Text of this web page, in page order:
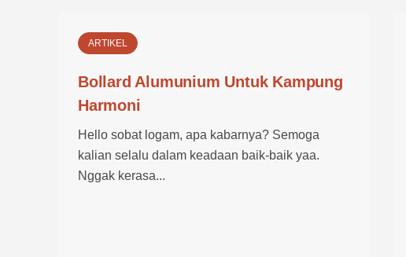
ARTIKEL
Bollard Alumunium Untuk Kampung
Harmoni
Hello sobat logam, apa kabarnya? Semoga
kalian selalu dalam keadaan baik-baik yaa.
Nggak kerasa...